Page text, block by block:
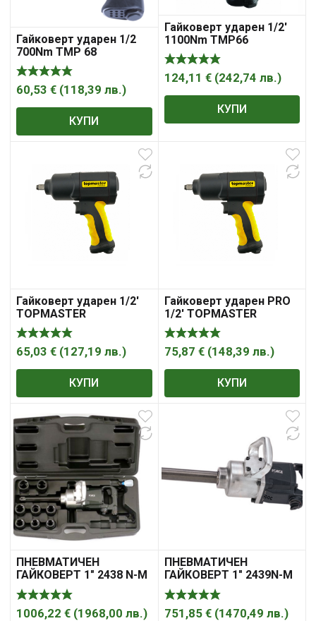
Гайковерт ударен 1/2
700Nm TMP 68
60,53 € (118,39 лв.)
КУПИ
Гайковерт ударен 1/2′
1100Nm TMP66
124,11 € (242,74 лв.)
КУПИ
Гайковерт ударен 1/2′
TOPMASTER
65,03 € (127,19 лв.)
КУПИ
Гайковерт ударен PRO
1/2′ TOPMASTER
75,87 € (148,39 лв.)
КУПИ
ПНЕВМАТИЧЕН
ГАЙКОВЕРТ 1″ 2438 N-M
С ВЛОЖКИ КОМПЛЕКТ
10 Ч. FORCE
1006,22 € (1968,00 лв.)
ПНЕВМАТИЧЕН
ГАЙКОВЕРТ 1″ 2439N-M
FORCE
751,85 € (1470,49 лв.)